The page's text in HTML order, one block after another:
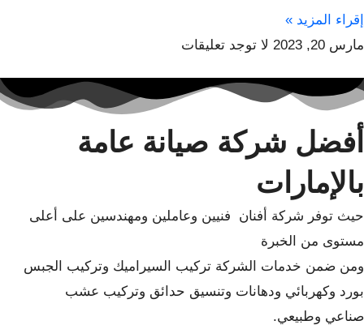
إقراء المزيد »
مارس 20, 2023
لا توجد تعليقات
أفضل شركة صيانة عامة
بالإمارات
حيث توفر شركة أفنان فنيين وعاملين ومهندسين على أعلى
مستوى من الخبرة
ومن ضمن خدمات الشركة تركيب السيراميك وتركيب الجبس
بورد وكهربائي ودهانات وتنسيق حدائق وتركيب عشب
صناعي وطبيعي.